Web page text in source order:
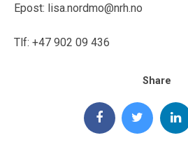
Epost: lisa.nordmo@nrh.no
Tlf: +47 902 09 436
Share